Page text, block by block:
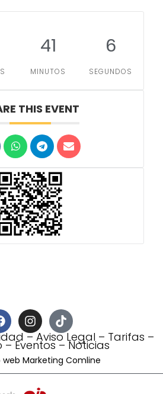
41
MINUTOS
5
SEGUNDOS
THIS EVENT
–Aviso Legal – Tarifas –
–Eventos–Noticias
web Marketing Comline